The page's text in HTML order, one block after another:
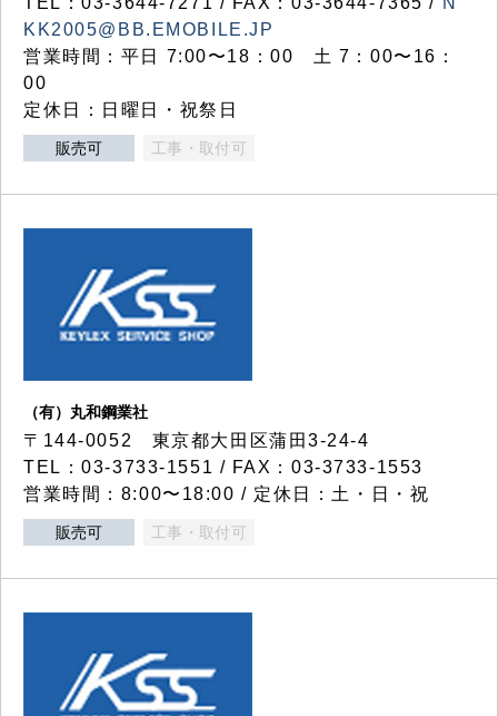
KK2005@BB.EMOBILE.JP
営業時間：平日 7:00〜18：00 土 7：00〜16：
00
定休日：日曜日・祝祭日
販売可 工事・取付可
（有）丸和鋼業社
〒144-0052 東京都大田区蒲田3-24-4
TEL：03-3733-1551 / FAX：03-3733-1553
営業時間：8:00〜18:00 / 定休日：土・日・祝
販売可 工事・取付可